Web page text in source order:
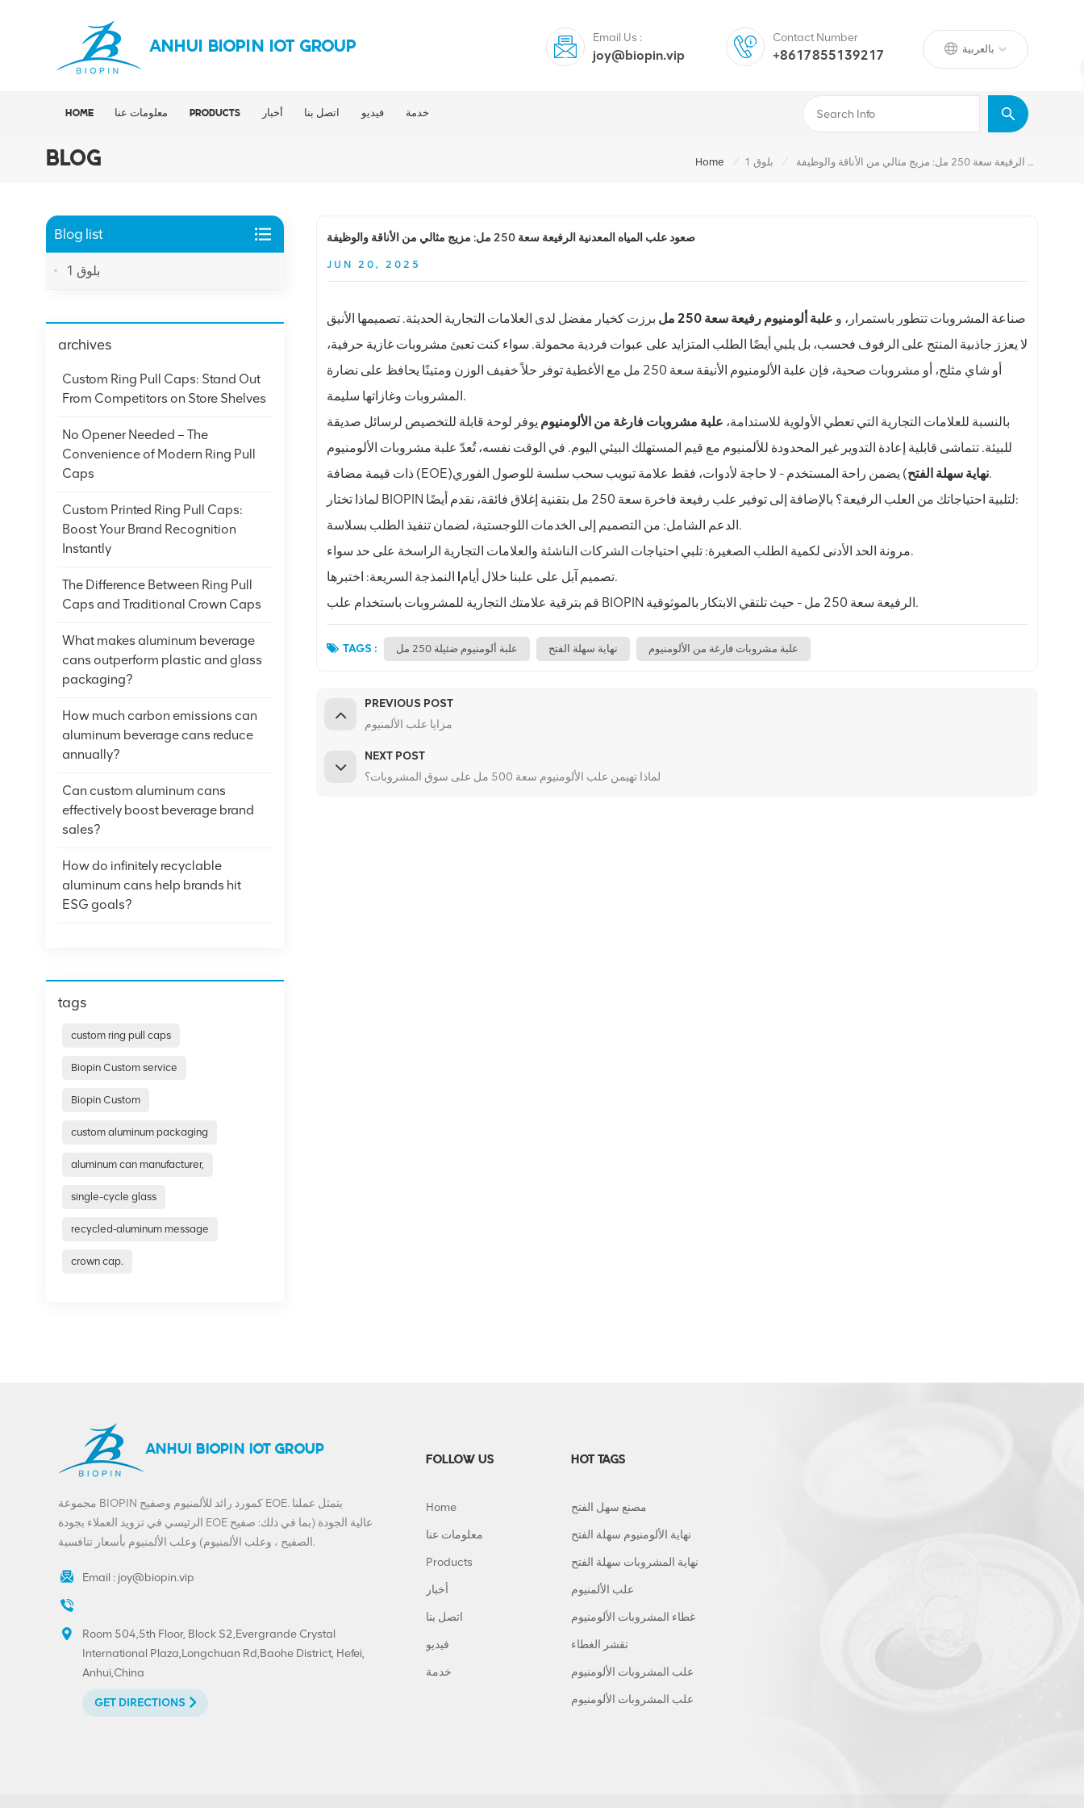
ANHUI BIOPIN IOT GROUP بالعربية
Email Us :
joy@biopin.vip
Contact Number
+8617855139217
HOME معلومات عنا PRODUCTS أخبار اتصل بنا فيديو خدمة
BLOG Home / بلوق 1 / صعود علب المياه المعدنية الرفيعة سعة 250 مل: مزيج مثالي من الأناقة والوظيفة
صعود علب المياه المعدنية الرفيعة سعة 250 مل: مزيج مثالي من الأناقة والوظيفة
JUN 20, 2025
صناعة المشروبات تتطور باستمرار، و علبة ألومنيوم رفيعة سعة 250 مل
برزت كخيار مفضل لدى العلامات التجارية الحديثة. تصميمها الأنيق
لا يعزز جاذبية المنتج على الرفوف فحسب، بل يلبي أيضًا الطلب المتزايد على عبوات فردية محمولة. سواء كنت تعبئ مشروبات غازية حرفية،
أو شاي مثلج، أو مشروبات صحية، فإن علبة الألومنيوم الأنيقة سعة 250 مل مع الأغطية توفر حلاً خفيف الوزن ومتينًا يحافظ على نضارة
المشروبات وغازاتها سليمة.
بالنسبة للعلامات التجارية التي تعطي الأولوية للاستدامة، علبة مشروبات فارغة من الألومنيوم يوفر لوحة قابلة للتخصيص لرسائل صديقة
للبيئة. تتماشى قابلية إعادة التدوير غير المحدودة للألمنيوم مع قيم المستهلك البيئي اليوم. في الوقت نفسه، تُعدّ علبة مشروبات الألومنيوم
ذات قيمة مضافة (EOE)
نهاية سهلة الفتح) يضمن راحة المستخدم - لا حاجة لأدوات، فقط علامة تبويب سحب سلسة للوصول الفوري.
لماذا تختار BIOPIN لتلبية احتياجاتك من العلب الرفيعة؟ بالإضافة إلى توفير علب رفيعة فاخرة سعة 250 مل بتقنية إغلاق فائقة، نقدم أيضًا:
الدعم الشامل: من التصميم إلى الخدمات اللوجستية، لضمان تنفيذ الطلب بسلاسة.
مرونة الحد الأدنى لكمية الطلب الصغيرة: تلبي احتياجات الشركات الناشئة والعلامات التجارية الراسخة على حد سواء.
l تصميم آبلعلى علبنا خلال أيام.
قم بترقية علامتك التجارية للمشروبات باستخدام علب BIOPIN الرفيعة سعة 250 مل - حيث تلتقي الابتكار بالموثوقية.
TAGS : علبة ألومنيوم ضئيلة 250 مل نهاية سهلة الفتح علبة مشروبات فارغة من الألومنيوم
PREVIOUS POST
مزايا علب الألمنيوم
NEXT POST
لماذا تهيمن علب الألومنيوم سعة 500 مل على سوق المشروبات؟
Blog list
بلوق 1
archives
Custom Ring Pull Caps: Stand Out
From Competitors on Store Shelves
No Opener Needed – The
Convenience of Modern Ring Pull
Caps
Custom Printed Ring Pull Caps:
Boost Your Brand Recognition
Instantly
The Difference Between Ring Pull
Caps and Traditional Crown Caps
What makes aluminum beverage
cans outperform plastic and glass
packaging?
How much carbon emissions can
aluminum beverage cans reduce
annually?
Can custom aluminum cans
effectively boost beverage brand
sales?
How do infinitely recyclable
aluminum cans help brands hit
ESG goals?
tags
custom ring pull caps
Biopin Custom service
Biopin Custom
custom aluminum packaging
aluminum can manufacturer,
single-cycle glass
recycled‑aluminum message
crown cap.
ANHUI BIOPIN IOT GROUP
مجموعة BIOPIN كمورد رائد للألمنيوم وصفيح EOE. يتمثل عملنا
الرئيسي في تزويد العملاء بجودة EOE عالية الجودة (بما في ذلك: صفيح
الصفيح ، وعلب الألمنيوم) وعلب الألمنيوم بأسعار تنافسية.
Email : joy@biopin.vip
Room 504,5th Floor, Block S2,Evergrande Crystal
International Plaza,Longchuan Rd,Baohe District, Hefei,
Anhui,China
GET DIRECTIONS
FOLLOW US
Home
معلومات عنا
Products
أخبار
اتصل بنا
فيديو
خدمة
HOT TAGS
مصنع سهل الفتح
نهاية الألومنيوم سهلة الفتح
نهاية المشروبات سهلة الفتح
علب الألمنيوم
غطاء المشروبات الألومنيوم
تقشر الغطاء
علب المشروبات الألومنيوم
علب المشروبات الألومنيوم